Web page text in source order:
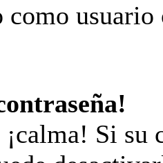
como usuario
Si su